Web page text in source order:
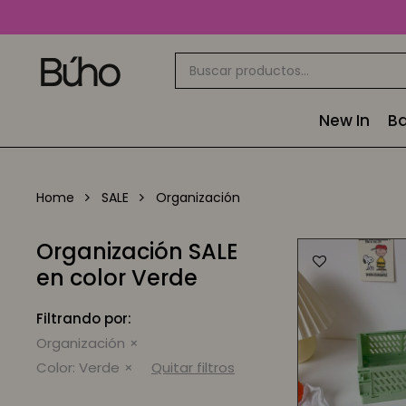
New In
Home SALE Organización
Organización SALE
en color Verde
Filtrando por:
Organización
Color: Verde Quitar filtros